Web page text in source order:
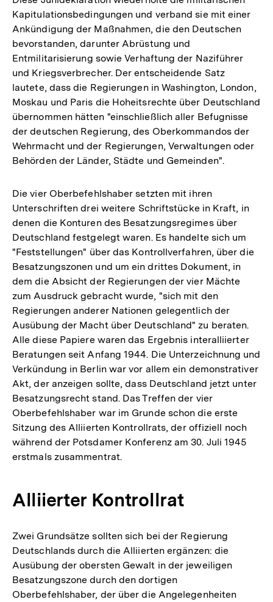
Kapitulationsbedingungen und verband sie mit einer
Ankündigung der Maßnahmen, die den Deutschen
bevorstanden, darunter Abrüstung und
Entmilitarisierung sowie Verhaftung der Naziführer
und Kriegsverbrecher. Der entscheidende Satz
lautete, dass die Regierungen in Washington, London,
Moskau und Paris die Hoheitsrechte über Deutschland
übernommen hätten "einschließlich aller Befugnisse
der deutschen Regierung, des Oberkommandos der
Wehrmacht und der Regierungen, Verwaltungen oder
Behörden der Länder, Städte und Gemeinden".
Die vier Oberbefehlshaber setzten mit ihren
Unterschriften drei weitere Schriftstücke in Kraft, in
denen die Konturen des Besatzungsregimes über
Deutschland festgelegt waren. Es handelte sich um
"Feststellungen" über das Kontrollverfahren, über die
Besatzungszonen und um ein drittes Dokument, in
dem die Absicht der Regierungen der vier Mächte
zum Ausdruck gebracht wurde, "sich mit den
Regierungen anderer Nationen gelegentlich der
Ausübung der Macht über Deutschland" zu beraten.
Alle diese Papiere waren das Ergebnis interalliierter
Beratungen seit Anfang 1944. Die Unterzeichnung und
Verkündung in Berlin war vor allem ein demonstrativer
Akt, der anzeigen sollte, dass Deutschland jetzt unter
Besatzungsrecht stand. Das Treffen der vier
Oberbefehlshaber war im Grunde schon die erste
Sitzung des Alliierten Kontrollrats, der offiziell noch
während der Potsdamer Konferenz am 30. Juli 1945
erstmals zusammentrat.
Alliierter Kontrollrat
Zwei Grundsätze sollten sich bei der Regierung
Deutschlands durch die Alliierten ergänzen: die
Ausübung der obersten Gewalt in der jeweiligen
Besatzungszone durch den dortigen
Oberbefehlshaber, der über die Angelegenheiten